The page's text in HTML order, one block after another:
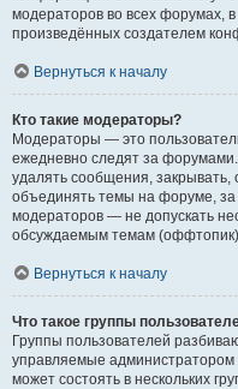
модераторов во всех форумах,
произведённых создателем
Вернуться к началу
Кто такие модераторы?
Модераторы — это
ежедневно следят за
удалять сообщения, закрывать,
объединять темы на форуме,
модераторов — не допускать
обсуждаемым темам
Вернуться к началу
Что такое группы
Группы пользователей
управляемые
может состоять в нескольких